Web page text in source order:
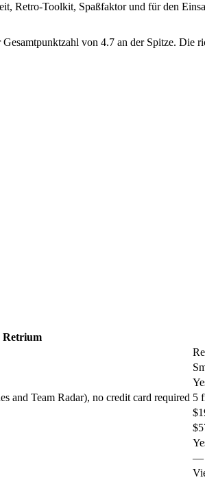
Retro-Toolkit, Spaßfaktor und für den
von 4.7 an der Spitze. Die
Retrium
and Team Radar), no credit card required 5
—